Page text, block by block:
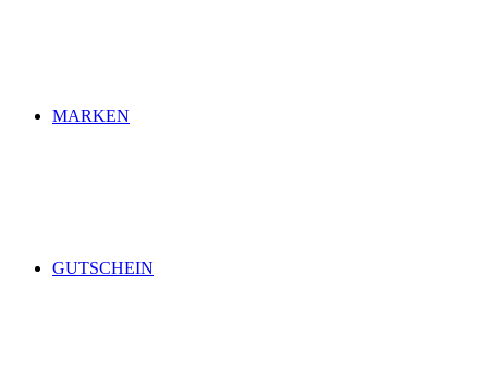
MARKEN
GUTSCHEIN